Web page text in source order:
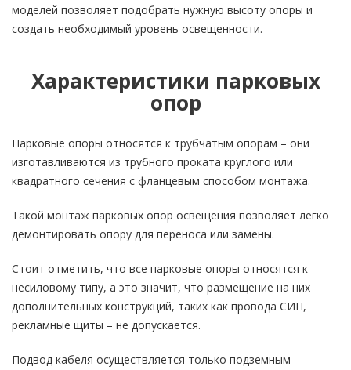
моделей позволяет подобрать нужную высоту опоры и
создать необходимый уровень освещенности.
Характеристики парковых
опор
Парковые опоры относятся к трубчатым опорам – они
изготавливаются из трубного проката круглого или
квадратного сечения с фланцевым способом монтажа.
Такой монтаж парковых опор освещения позволяет легко
демонтировать опору для переноса или замены.
Стоит отметить, что все парковые опоры относятся к
несиловому типу, а это значит, что размещение на них
дополнительных конструкций, таких как провода СИП,
рекламные щиты – не допускается.
Подвод кабеля осуществляется только подземным